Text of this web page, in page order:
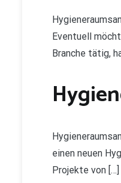
Eventuell
Branche tätig,
einen neuen
Projekte von […]